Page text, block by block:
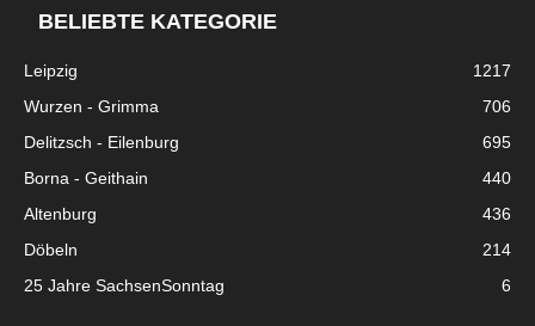
BELIEBTE KATEGORIE
Leipzig
1217
Wurzen - Grimma
706
Delitzsch - Eilenburg
695
Borna - Geithain
440
Altenburg
436
Döbeln
214
25 Jahre SachsenSonntag
6